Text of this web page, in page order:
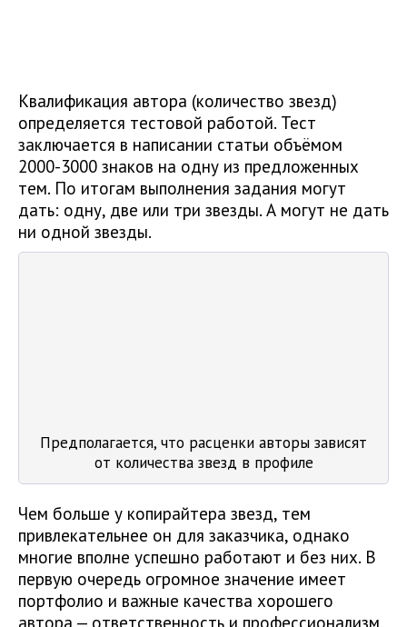
Квалификация автора (количество звезд)
определяется тестовой работой. Тест
заключается в написании статьи объёмом
2000-3000 знаков на одну из предложенных
тем. По итогам выполнения задания могут
дать: одну, две или три звезды. А могут не дать
ни одной звезды.
Предполагается, что расценки авторы зависят
от количества звезд в профиле
Чем больше у копирайтера звезд, тем
привлекательнее он для заказчика, однако
многие вполне успешно работают и без них. В
первую очередь огромное значение имеет
портфолио и важные качества хорошего
автора — ответственность и профессионализм.